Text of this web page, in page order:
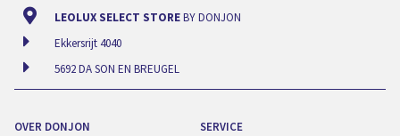
LEOLUX SELECT STOREBY DONJON
Ekkersrijt 4040
5692 DA SON EN BREUGEL
OVER DONJON SERVICE